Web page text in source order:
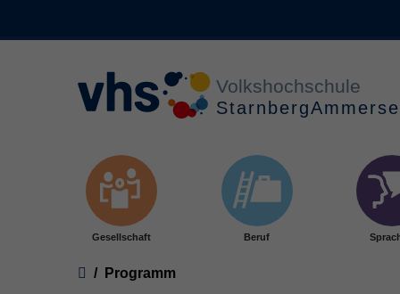
Gesellschaft Beruf
Programm